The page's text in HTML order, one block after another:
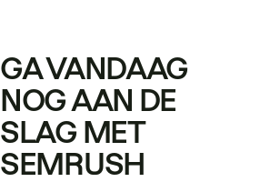
GA VANDAAG
NOG AAN DE
SLAG MET
SEMRUSH